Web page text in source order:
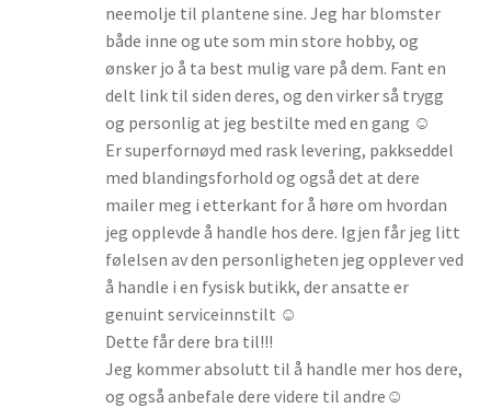
neemolje til plantene sine. Jeg har blomster
både inne og ute som min store hobby, og
ønsker jo å ta best mulig vare på dem. Fant en
delt link til siden deres, og den virker så trygg
og personlig at jeg bestilte med en gang ☺️
Er superfornøyd med rask levering, pakkseddel
med blandingsforhold og også det at dere
mailer meg i etterkant for å høre om hvordan
jeg opplevde å handle hos dere. Igjen får jeg litt
følelsen av den personligheten jeg opplever ved
å handle i en fysisk butikk, der ansatte er
genuint serviceinnstilt ☺️
Dette får dere bra til!!!
Jeg kommer absolutt til å handle mer hos dere,
og også anbefale dere videre til andre☺️